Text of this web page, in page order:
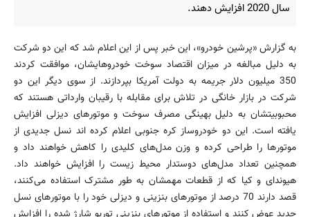
سال 2020 افزایش دهند.
به گزارش «پرشین خودرو»، این خبر پس از این اعلام شد که این دو شرکت
به دلیل مبالغه در میزان اقتصاد سوخت خودروهایشان، موافقت کردند
350 میلیون دلار جریمه به دولت آمریکا بپردازند. از سوی دیگر این دو
شرکت در بازار خانگی در تلاش برای مقابله با رقیبان وارداتی هستند که
محبوبیتشان به دلیل بهینگی مصرف سوخت و موتورهای دیزلی افزایش
یافته است. این دو خودروساز کره جنوبی اعلام کرده اند نسل جدیدی از
موتورها را طراحی کرده و وزن مدل‌های کلیدی را کاهش خواهند داد و
همچنین تعداد مدل‌های دوستدار محیط زیست را افزایش خواهند داد.
هیوندای و کیا که از قطعات مهمشان به طور مشترک استفاده می‌کنند،
قصد دارند 70 درصد از موتورهای بنزینی و دیزلی خود را با موتورهای نسل